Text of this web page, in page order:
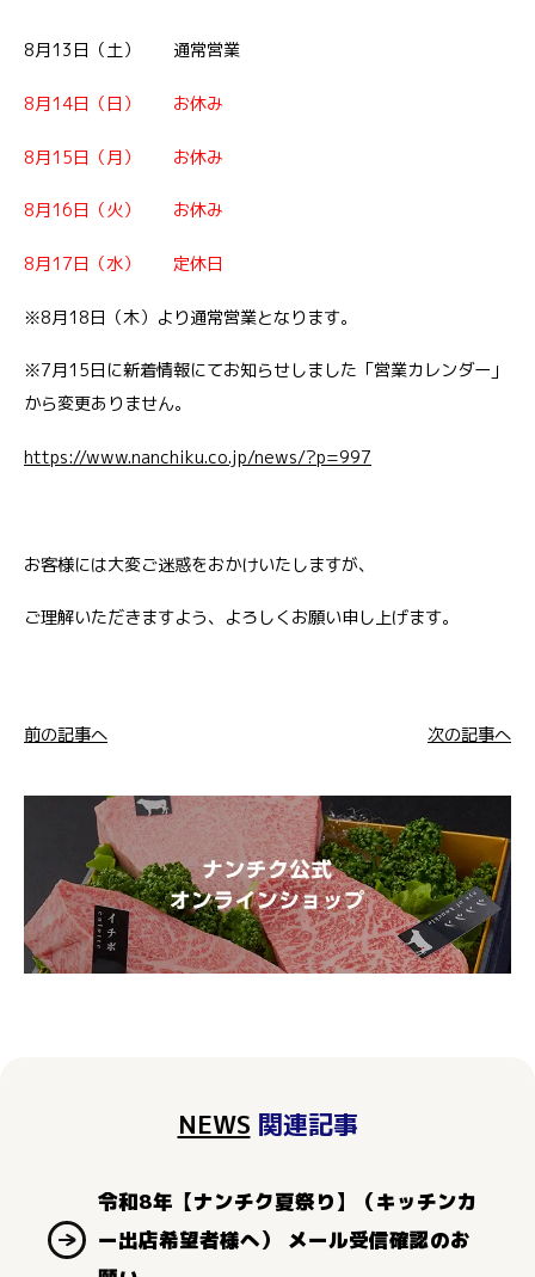
8月13日（土） 通常営業
8月14日（日） お休み
8月15日（月） お休み
8月16日（火） お休み
8月17日（水） 定休日
※8月18日（木）より通常営業となります。
※7月15日に新着情報にてお知らせしました「営業カレンダー」
から変更ありません。
https://www.nanchiku.co.jp/news/?p=997
お客様には大変ご迷惑をおかけいたしますが、
ご理解いただきますよう、よろしくお願い申し上げます。
前の記事へ 次の記事へ
NEWS 関連記事
令和8年【ナンチク夏祭り】（キッチンカ
ー出店希望者様へ） メール受信確認のお